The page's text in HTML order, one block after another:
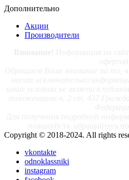
Дополнительно
Акции
Производители
Copyright © 2018-2024. All rights
vkontakte
odnoklassniki
instagram